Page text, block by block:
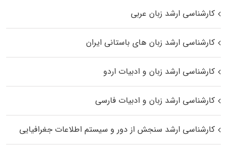
کارشناسی ارشد زبان عربی
کارشناسی ارشد زبان‌ های باستانی ایران
کارشناسی ارشد زبان و ادبیات اردو
کارشناسی ارشد زبان و ادبیات فارسی
کارشناسی ارشد سنجش از دور و سیستم اطلاعات جغرافیایی